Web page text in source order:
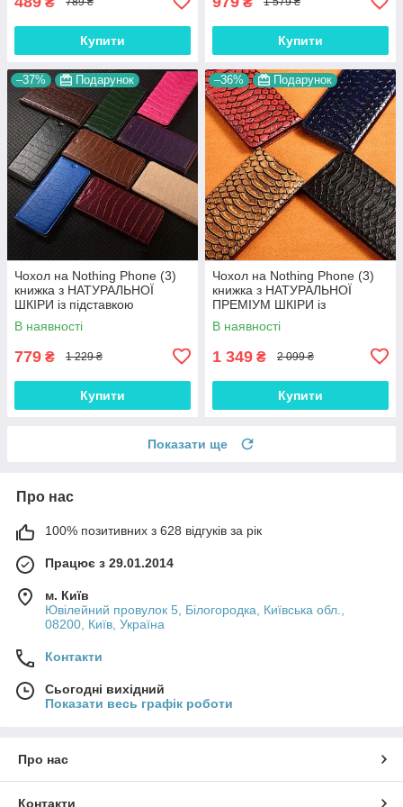
Купити Купити
–37% Подарунок
Чохол на Nothing Phone (3)
книжка з НАТУРАЛЬНОЇ
ШКІРИ із підставкою
візитницею протиударний
магнітний "LUXOR"
В наявності
779 ₴ 1 229 ₴
Купити
–36% Подарунок
Чохол на Nothing Phone (3)
книжка з НАТУРАЛЬНОЇ
ПРЕМІУМ ШКІРИ із
підставкою протиударний
магнітний "PYTHON"
В наявності
1 349 ₴ 2 099 ₴
Купити
Показати ще
Про нас
100% позитивних з 628 відгуків за рік
Працює з 29.01.2014
м. Київ
Ювілейний провулок 5, Білогородка, Київська обл.,
08200, Київ, Україна
Контакти
Сьогодні вихідний
Показати весь графік роботи
Про нас
Контакти